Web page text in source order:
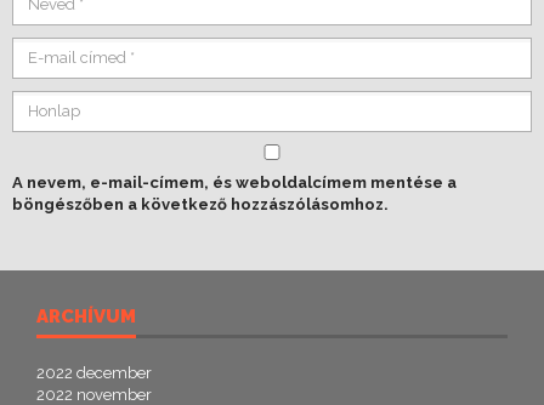
A nevem, e-mail-címem, és weboldalcímem mentése a
böngészőben a következő hozzászólásomhoz.
ARCHÍVUM
2022 december
2022 november